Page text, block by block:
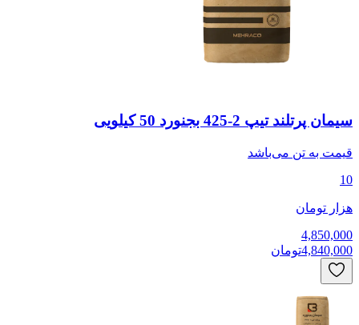
سیمان پرتلند تیپ 2-425 بجنورد 50 کیلویی
قیمت بهتنمی‌باشد
10
هزار تومان
4,850,000
4,840,000تومان